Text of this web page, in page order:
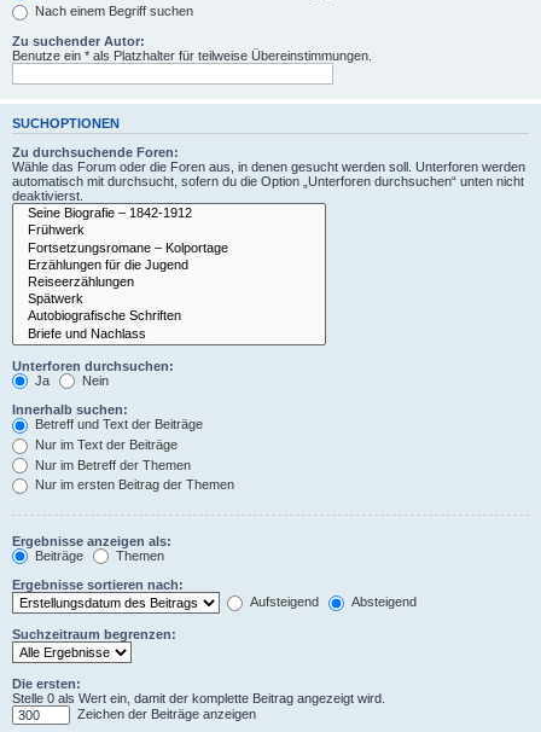
Nach einem Begriff suchen
Zu suchender Autor:
Benutze ein * als Platzhalter für teilweise Übereinstimmungen.
SUCHOPTIONEN
Zu durchsuchende Foren:
Wähle das Forum oder die Foren aus, in denen gesucht werden soll. Unterforen werden
automatisch mit durchsucht, sofern du die Option „Unterforen durchsuchen“ unten nicht
deaktivierst.
Unterforen durchsuchen:
Ja
Nein
Innerhalb suchen:
Betreff und Text der Beiträge
Nur im Text der Beiträge
Nur im Betreff der Themen
Nur im ersten Beitrag der Themen
Ergebnisse anzeigen als:
Beiträge
Themen
Ergebnisse sortieren nach:
Aufsteigend
Absteigend
Suchzeitraum begrenzen:
Die ersten:
Stelle 0 als Wert ein, damit der komplette Beitrag angezeigt wird.
Zeichen der Beiträge anzeigen